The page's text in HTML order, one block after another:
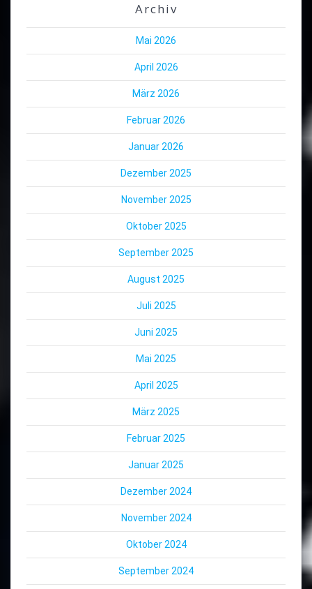
Archiv
Mai 2026
April 2026
März 2026
Februar 2026
Januar 2026
Dezember 2025
November 2025
Oktober 2025
September 2025
August 2025
Juli 2025
Juni 2025
Mai 2025
April 2025
März 2025
Februar 2025
Januar 2025
Dezember 2024
November 2024
Oktober 2024
September 2024